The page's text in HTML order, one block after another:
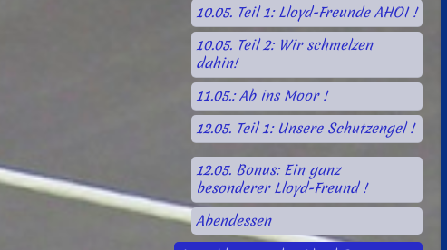
10.05. Teil 1: Lloyd-Freunde AHOI !
10.05. Teil 2: Wir schmelzen
dahin!
11.05.: Ab ins Moor !
12.05. Teil 1: Unsere Schutzengel !
12.05. Bonus: Ein ganz
besonderer Lloyd-Freund !
Abendessen